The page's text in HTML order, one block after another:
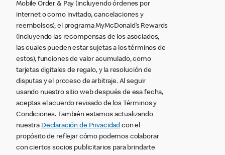
Mobile Order & Pay (incluyendo órdenes por
internet o como invitado, cancelaciones y
reembolsos), el programa MyMcDonald’s Rewards
(incluyendo las recompensas de los asociados,
las cuales pueden estar sujetas a los términos de
estos), funciones de valor acumulado, como
tarjetas digitales de regalo, y la resolución de
disputas y el proceso de arbitraje. Al seguir
usando nuestro sitio web después de esa fecha,
aceptas el acuerdo revisado de los Términos y
Condiciones. También estamos actualizando
nuestra Declaración de Privacidad con el
propósito de reflejar cómo podemos colaborar
con ciertos socios publicitarios para brindarte